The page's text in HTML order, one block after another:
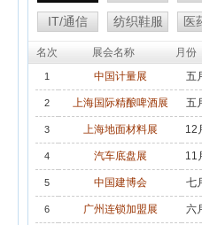
IT/通信 纺织鞋服 医
名次 展会名称 月份
1 中国计量展 五
2 上海国际精酿啤酒展 五
3 上海地面材料展 12
4 汽车底盘展 11
5 中国建博会 七
6 广州连锁加盟展 六